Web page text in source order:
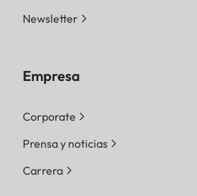
Newsletter
Empresa
Corporate
Prensa y noticias
Carrera